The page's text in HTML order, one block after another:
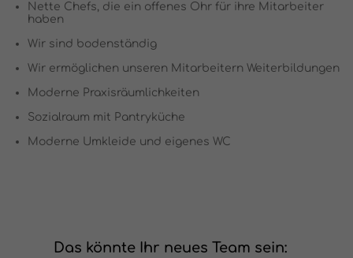
Nette Chefs, die ein offenes Ohr für ihre Mitarbeiter
haben
Wir sind bodenständig
Wir ermöglichen unseren Mitarbeitern Weiterbildungen
Moderne Praxisräumlichkeiten
Sozialraum mit Pantryküche
Moderne Umkleide und eigenes WC
Das könnte Ihr neues Team sein: